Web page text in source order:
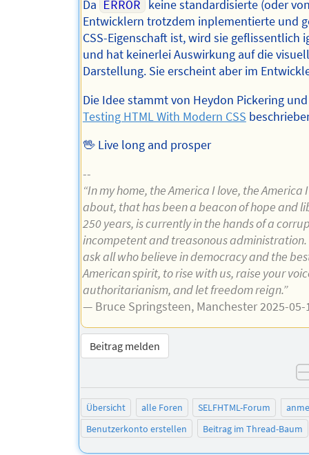
Da ERROR
keine standardisierte (oder
Entwicklern trotzdem inplementierte und
CSS-Eigenschaft ist, wird sie geflissentlich
und hat keinerlei Auswirkung auf die
Darstellung. Sie erscheint aber im
Die Idee stammt von Heydon Pickering
Testing HTML With Modern CSS
🖖 Live long and prosper
--
“In my home, the America I love, the
about, that has been a beacon of hope and
250 years, is currently in the hands of a
incompetent and treasonous administration.
ask all who believe in democracy and the
American spirit, to rise with us, raise your
authoritarianism, and let freedom reign.”
— Bruce Springsteen, Manchester 2025-05-
Beitrag melden
Übersicht alle Foren SELFHTML-Forum
Benutzerkonto erstellen
Beitrag im Thread-Baum